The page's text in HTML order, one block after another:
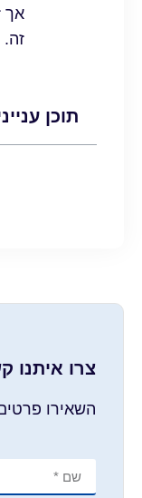
אך
זה.
תוכן
צרו איתנו
השאירו